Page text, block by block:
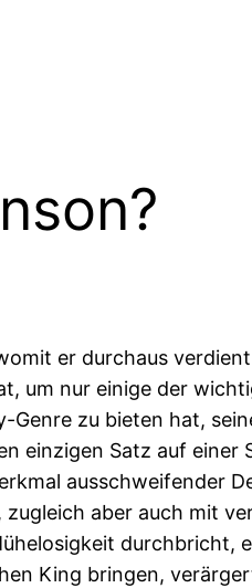
er durchaus
um nur einige der
Genre zu bieten hat,
einzigen Satz auf einer
ausschweifender
aber auch mit
durchbricht,
King bringen,